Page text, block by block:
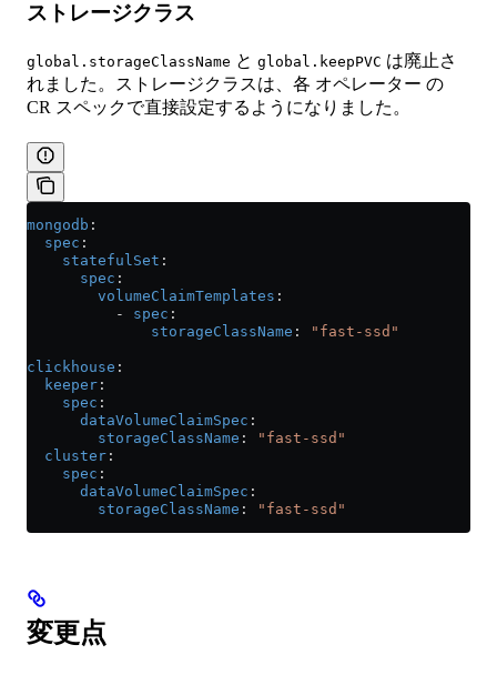
ストレージクラス
global.storageClassName と global.keepPVC は廃止さ
れました。ストレージクラスは、各 オペレーター の
CR スペックで直接設定するようになりました。
mongodb :
  spec
:
    statefulSet
:
      spec
:
        volumeClaimTemplates
:
          -
spec :
              storageClassName
: "fast-ssd"
clickhouse :
  keeper
:
    spec
:
      dataVolumeClaimSpec
:
        storageClassName
:
"fast-ssd"
  cluster
:
    spec
:
      dataVolumeClaimSpec
:
        storageClassName
: "fast-ssd"
変更点